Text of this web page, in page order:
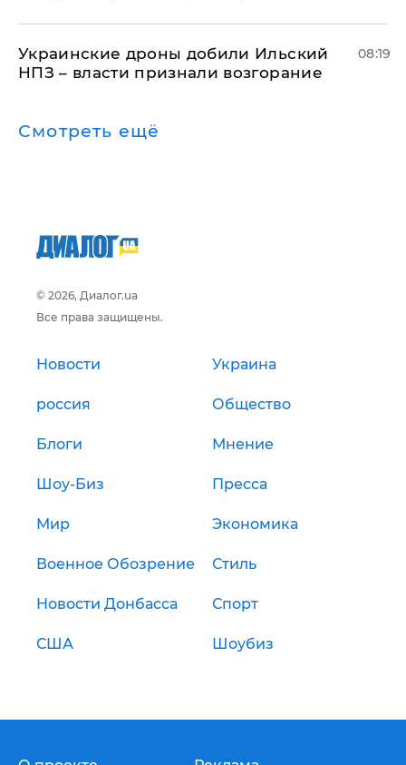
Украинские дроны добили Ильский
НПЗ – власти признали возгорание
08:19
Смотреть ещё
© 2026, Диалог.ua
Все права защищены.
Новости Украина
россия Общество
Блоги Мнение
Шоу-Биз Пресса
Мир Экономика
Военное Обозрение Стиль
Новости Донбасса Спорт
США Шоубиз